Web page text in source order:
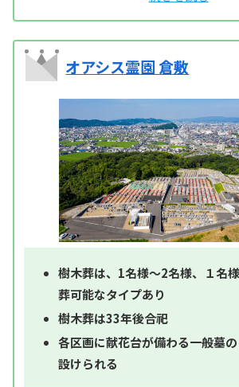
オアシス霊園 倉敷
樹木葬は、1名様～2名様、１名
葬可能なタイプあり
樹木葬は33年後合祀
各区画に献花台が備わる一般墓
設けられる